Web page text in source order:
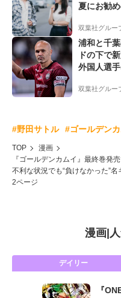
夏にお勧
双葉社グルー
浦和と千
ドの下で
外国人選
双葉社グルー
#野田サトル #ゴールデン
TOP
漫画
『ゴールデンカムイ』最終巻発
不利な状況でも“負けなかった”
2ページ
漫画|
デイリー
『